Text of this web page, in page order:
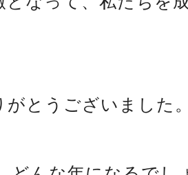
がとうございました